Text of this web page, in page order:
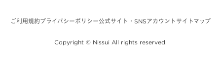
ご利用規約プライバシーポリシー公式サイト・SNSアカウント サイトマップ
Copyright © Nissui All rights reserved.